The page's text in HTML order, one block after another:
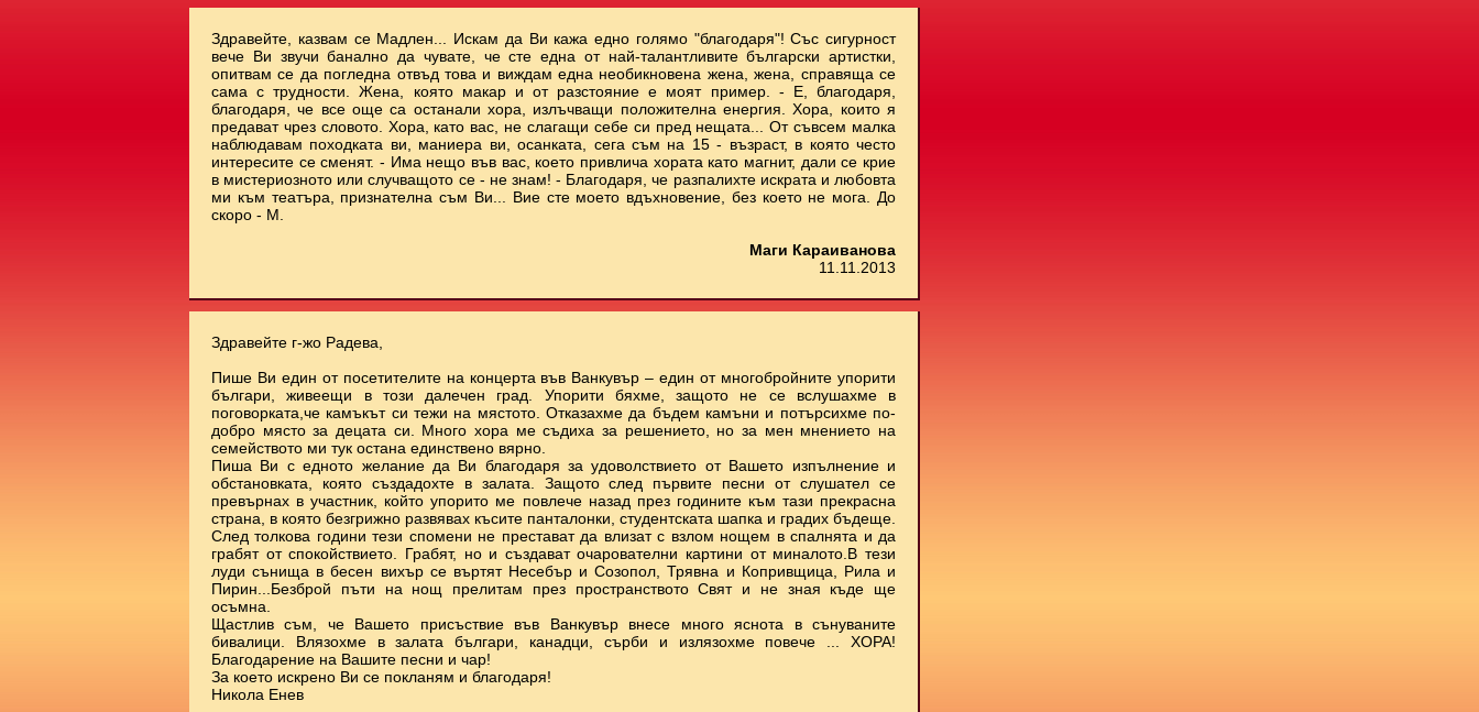
Здравейте, казвам се Мадлен... Искам да Ви кажа едно голямо "благодаря"! Със сигурност
вече Ви звучи банално да чувате, че сте една от най-талантливите български артистки,
опитвам се да погледна отвъд това и виждам една необикновена жена, жена, справяща се
сама с трудности. Жена, която макар и от разстояние е моят пример. - Е, благодаря,
благодаря, че все още са останали хора, излъчващи положителна енергия. Хора, които я
предават чрез словото. Хора, като вас, не слагащи себе си пред нещата... От съвсем малка
наблюдавам походката ви, маниера ви, осанката, сега съм на 15 - възраст, в която често
интересите се сменят. - Има нещо във вас, което привлича хората като магнит, дали се крие
в мистериозното или случващото се - не знам! - Благодаря, че разпалихте искрата и любовта
ми към театъра, признателна съм Ви... Вие сте моето вдъхновение, без което не мога. До
скоро - М.
Маги Караиванова
11.11.2013
Здравейте г-жо Радева,
Пише Ви един от посетителите на концерта във Ванкувър – един от многобройните упорити
българи, живеещи в този далечен град. Упорити бяхме, защото не се вслушахме в
поговорката,че камъкът си тежи на мястото. Отказахме да бъдем камъни и потърсихме по-
добро място за децата си. Много хора ме съдиха за решението, но за мен мнението на
семейството ми тук остана единствено вярно.
Пиша Ви с едното желание да Ви благодаря за удоволствието от Вашето изпълнение и
обстановката, която създадохте в залата. Защото след първите песни от слушател се
превърнах в участник, който упорито ме повлече назад през годините към тази прекрасна
страна, в която безгрижно развявах късите панталонки, студентската шапка и градих бъдеще.
След толкова години тези спомени не престават да влизат с взлом нощем в спалнята и да
грабят от спокойствието. Грабят, но и създават очарователни картини от миналото.В тези
луди сънища в бесен вихър се въртят Несебър и Созопол, Трявна и Копривщица, Рила и
Пирин...Безброй пъти на нощ прелитам през пространството Свят и не зная къде ще
осъмна.
Щастлив съм, че Вашето присъствие във Ванкувър внесе много яснота в сънуваните
бивалици. Влязохме в залата българи, канадци, сърби и излязохме повече ... ХОРА!
Благодарение на Вашите песни и чар!
За което искрено Ви се покланям и благодаря!
Никола Енев